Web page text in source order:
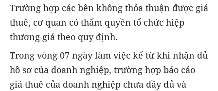
Trường hợp các bên không thỏa thuận được giá
thuê, cơ quan có thẩm quyền tổ chức hiệp
thương giá theo quy định.
Trong vòng 07 ngày làm việc kể từ khi nhận đủ
hồ sơ của doanh nghiệp, trường hợp báo cáo
giá thuê của doanh nghiệp chưa đầy đủ và